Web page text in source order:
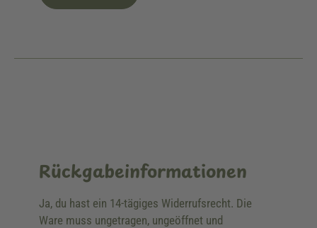
Rückgabeinformationen
Ja, du hast ein 14-tägiges Widerrufsrecht. Die
Ware muss ungetragen, ungeöffnet und